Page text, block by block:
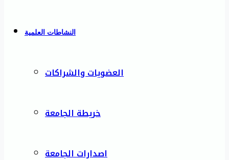
النشاطات العلمية
العضويات والشراكات
خريطة الجامعة
اصدارات الجامعة